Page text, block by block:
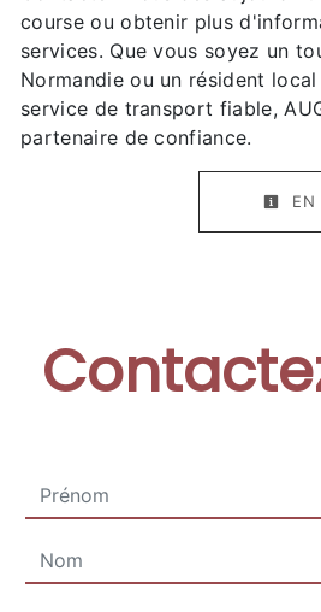
course ou obtenir plus
services. Que vous soyez un
Normandie ou un résident
service de transport fiable,
partenaire de confiance.
EN